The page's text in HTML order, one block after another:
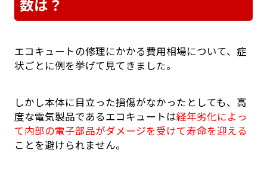
数は？
エコキュートの修理にかかる費用相場について、症
状ごとに例を挙げて見てきました。
しかし本体に目立った損傷がなかったとしても、高
度な電気製品であるエコキュートは経年劣化によっ
て内部の電子部品がダメージを受けて寿命を迎える
ことを避けられません。